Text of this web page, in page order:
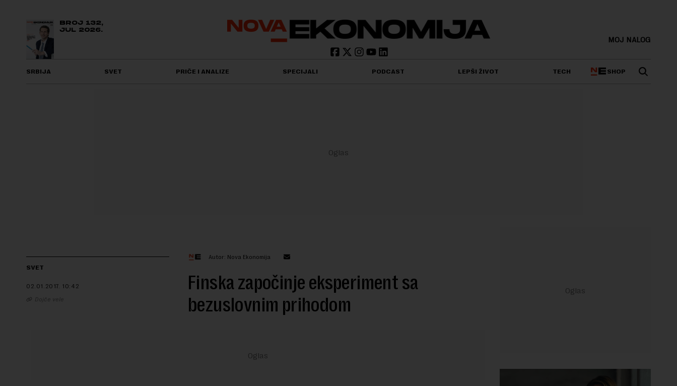
BROJ 132,
JUL 2026.
MOJ NALOG
SRBIJA SVET PRIČE I ANALIZE SPECIJALI PODCAST LEPŠI ŽIVOT TECH SHOP
SVET
02.01.2017. 10:42
Dojče vele
Autor: Nova Ekonomija
Finska započinje eksperiment sa
bezuslovnim prihodom